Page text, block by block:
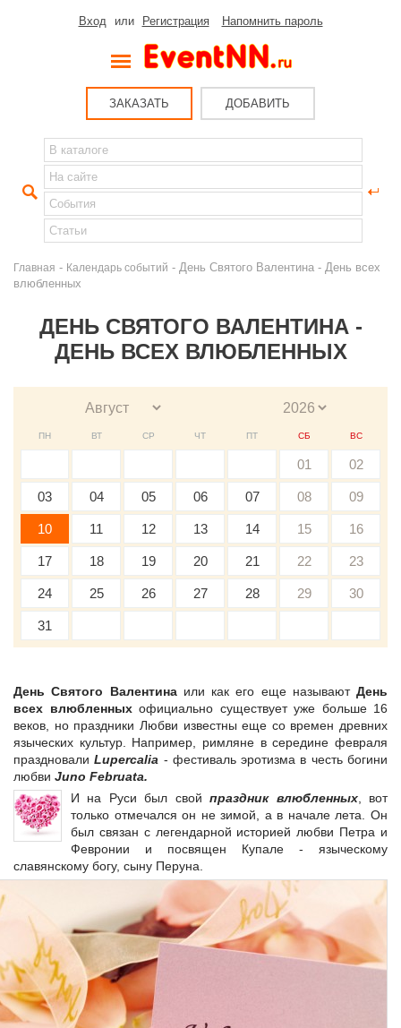
Вход или Регистрация Напомнить пароль
ЗАКАЗАТЬ ДОБАВИТЬ
Главная - Календарь событий - День Святого Валентина - День всех
влюбленных
ДЕНЬ СВЯТОГО ВАЛЕНТИНА -
ДЕНЬ ВСЕХ ВЛЮБЛЕННЫХ
ПН ВТ СР ЧТ ПТ СБ ВС
01 02
03 04 05 06 07 08 09
10 11 12 13 14 15 16
17 18 19 20 21 22 23
24 25 26 27 28 29 30
31
День Святого Валентинаили как его еще называют День
всех влюбленныхофициально существует уже больше 16
веков, но праздники Любви известны еще со времен древних
языческих культур. Например, римляне в середине февраля
праздновалиLupercalia - фестиваль эротизма в честь богини
любви Juno Februata.
И на Руси был свойпраздник влюбленных, вот
только отмечался он не зимой, а в начале лета. Он
был связан с легендарной историей любви Петра и
Февронии и посвящен Купале - языческому
славянскому богу, сыну Перуна.